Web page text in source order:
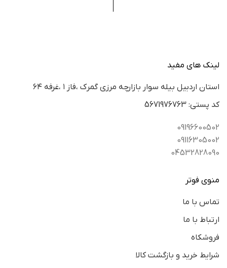
لینک های مفید
استان اردبيل بيله سوار بازارچه مرزي گمرك ،فاز ١ ،غرفه ٦٤
كد پستي: 5671976763
09196600502
09116305002
04532828090
منوی فوتر
تماس با ما
ارتباط با ما
فروشکاه
شرایط خرید و بازگشت کالا